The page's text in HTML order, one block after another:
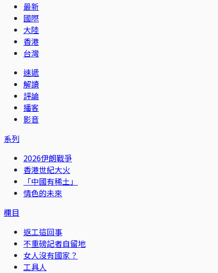
最新
國際
大陸
香港
台灣
速遞
解讀
評論
播客
影音
系列
2026伊朗戰爭
香港世紀大火
「中國有稀土」
情色的未來
欄目
返工這回事
不重磅記者自留地
女人沒有國家？
工具人